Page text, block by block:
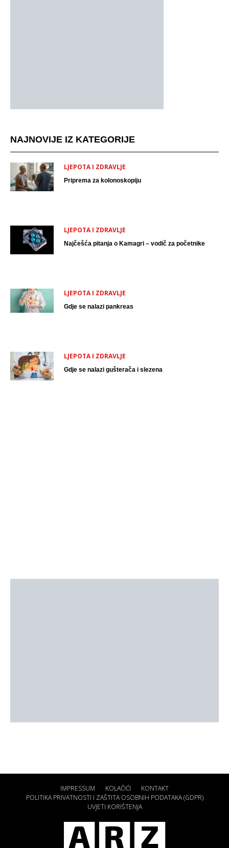
NAJNOVIJE IZ KATEGORIJE
LJEPOTA I ZDRAVLJE
Priprema za kolonoskopiju
LJEPOTA I ZDRAVLJE
Najčešća pitanja o Kamagri – vodič za početnike
LJEPOTA I ZDRAVLJE
Gdje se nalazi pankreas
LJEPOTA I ZDRAVLJE
Gdje se nalazi gušterača i slezena
IMPRESSUM KOLAČIĆI
KONTAKT
POLITIKA PRIVATNOSTI I ZAŠTITA OSOBNIH PODATAKA (GDPR)
UVJETI KORIŠTENJA